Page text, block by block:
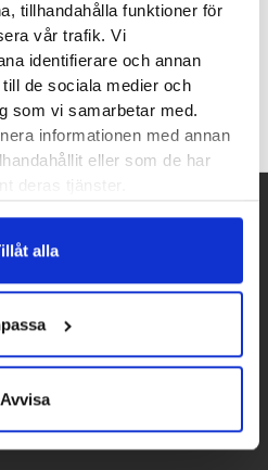
tillhandahålla funktioner för
vår trafik. Vi
identifierare och annan
de sociala medier och
som vi samarbetar med.
informationen med annan
eller som de har
deras tjänster.
alla
Avvisa